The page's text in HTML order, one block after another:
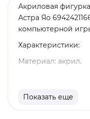
Акриловая
Астра Яо
компьютерной
Характеристики:
Материал: акрил.
Оригинальный и
Показать еще